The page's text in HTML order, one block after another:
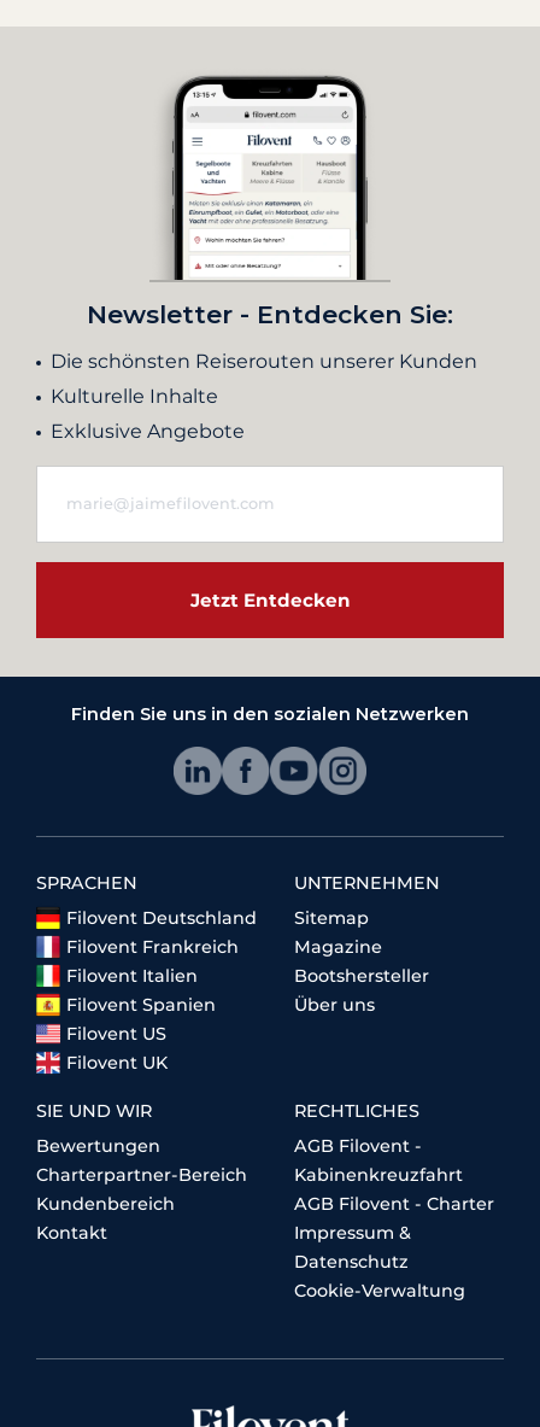
Newsletter - Entdecken Sie:
Die schönsten Reiserouten unserer Kunden
Kulturelle Inhalte
Exklusive Angebote
Jetzt Entdecken
Finden Sie uns in den sozialen Netzwerken
SPRACHEN
Filovent Deutschland
Filovent Frankreich
Filovent Italien
Filovent Spanien
Filovent US
Filovent UK
UNTERNEHMEN
Sitemap
Magazine
Bootshersteller
Über uns
SIE UND WIR
Bewertungen
Charterpartner-Bereich
Kundenbereich
Kontakt
RECHTLICHES
AGB Filovent -
Kabinenkreuzfahrt
AGB Filovent - Charter
Impressum &
Datenschutz
Cookie-Verwaltung